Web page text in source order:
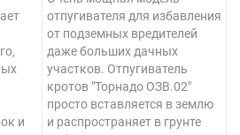
и
отпугивателя для избавления
от подземных вредителей
даже больших дачных
участков. Отпугиватель
кротов "Торнадо ОЗВ.02"
просто вставляется в землю
и распространяет в грунте